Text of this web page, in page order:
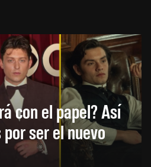
con el papel? Así
ser el nuevo